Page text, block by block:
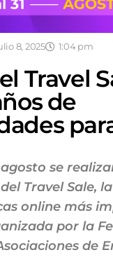
8, 2025 1:04 pm
Travel
de
agosto se
Travel Sale,
online más
por la
de